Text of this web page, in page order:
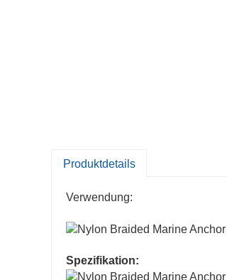
Produktdetails
Verwendung:
Spezifikation: